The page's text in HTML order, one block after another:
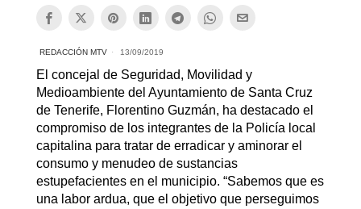
REDACCIÓN MTV 13/09/2019
El concejal de Seguridad, Movilidad y
Medioambiente del Ayuntamiento de Santa Cruz
de Tenerife, Florentino Guzmán, ha destacado el
compromiso de los integrantes de la Policía local
capitalina para tratar de erradicar y aminorar el
consumo y menudeo de sustancias
estupefacientes en el municipio. “Sabemos que es
una labor ardua, que el objetivo que perseguimos